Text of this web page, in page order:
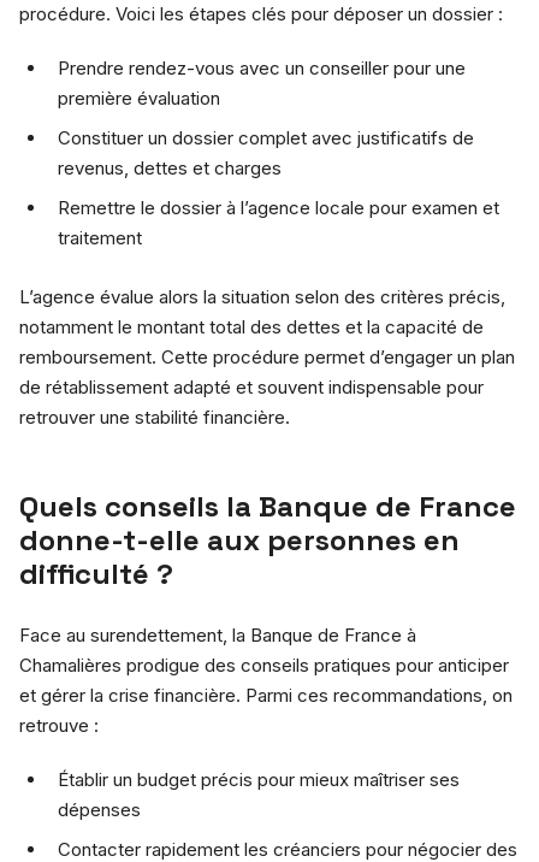
procédure. Voici les étapes clés pour déposer un dossier :
Prendre rendez-vous avec un conseiller pour une
première évaluation
Constituer un dossier complet avec justificatifs de
revenus, dettes et charges
Remettre le dossier à l’agence locale pour examen et
traitement
L’agence évalue alors la situation selon des critères précis,
notamment le montant total des dettes et la capacité de
remboursement. Cette procédure permet d’engager un plan
de rétablissement adapté et souvent indispensable pour
retrouver une stabilité financière.
Quels conseils la Banque de France
donne-t-elle aux personnes en
difficulté ?
Face au surendettement, la Banque de France à
Chamalières prodigue des conseils pratiques pour anticiper
et gérer la crise financière. Parmi ces recommandations, on
retrouve :
Établir un budget précis pour mieux maîtriser ses
dépenses
Contacter rapidement les créanciers pour négocier des